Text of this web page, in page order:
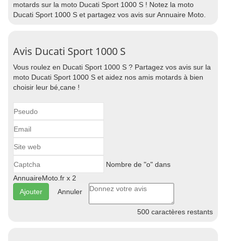
motards sur la moto Ducati Sport 1000 S ! Notez la moto
Ducati Sport 1000 S et partagez vos avis sur Annuaire Moto.
Avis Ducati Sport 1000 S
Vous roulez en Ducati Sport 1000 S ? Partagez vos avis sur la
moto Ducati Sport 1000 S et aidez nos amis motards à bien
choisir leur bé,cane !
Nombre de "o" dans
AnnuaireMoto.fr x 2
Annuler
500 caractères restants